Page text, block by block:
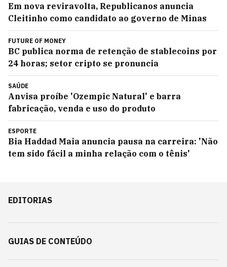
Em nova reviravolta, Republicanos anuncia
Cleitinho como candidato ao governo de Minas
FUTURE OF MONEY
BC publica norma de retenção de stablecoins por
24 horas; setor cripto se pronuncia
SAÚDE
Anvisa proíbe 'Ozempic Natural' e barra
fabricação, venda e uso do produto
ESPORTE
Bia Haddad Maia anuncia pausa na carreira: 'Não
tem sido fácil a minha relação com o tênis'
EDITORIAS
GUIAS DE CONTEÚDO